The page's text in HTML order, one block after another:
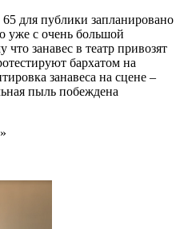
для публики запланировано
уже с очень большой
что занавес в театр привозят
бархатом на
занавеса на сцене –
пыль побеждена